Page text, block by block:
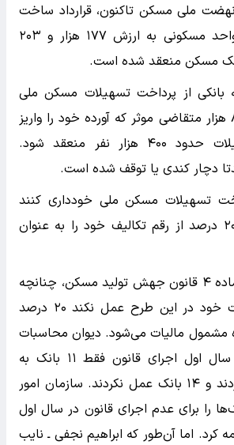
ملی مسکن تاکنون، قرارداد ساخت
۳۸۰ هزار و ۵۵۵ واحد مسکونی به ارزش ۱۷۷ هزار و ۲۰۳
مسکن منعقد شده است.
بانکی از پرداخت تسهیلات مسکن ملی
باعث شده تا از ۸۰۰ هزار متقاضی موثر که آورده خود را واریز
کرده‌اند فقط تسهیلات حدود ۴۰۰ هزار نفر منعقد شود.
دچار کندی یا توقف شده است.
تسهیلات مسکن ملی خودداری کنند
مطابق قانون باید ۲۰ درصد از رقم تکالیف خود را به عنوان
بر اساس تبصره ۵ ماده ۴ قانون جهش تولید مسکن، چنانچه
هر بانکی به تعهدات خود در این طرح عمل نکند ۲۰ درصد
مشمول مالیات می‌شود. دیوان محاسبات
گزارش داده که در سال اول اجرای قانون فقط ۱۱ بانک به
تعهداتشان عمل کردند و ۱۴ بانک عمل نکردند. سازمان امور
را برای عدم اجرای قانون در سال اول
کرد. اما آن‌طور که ابراهیم نجفی ـ نایب